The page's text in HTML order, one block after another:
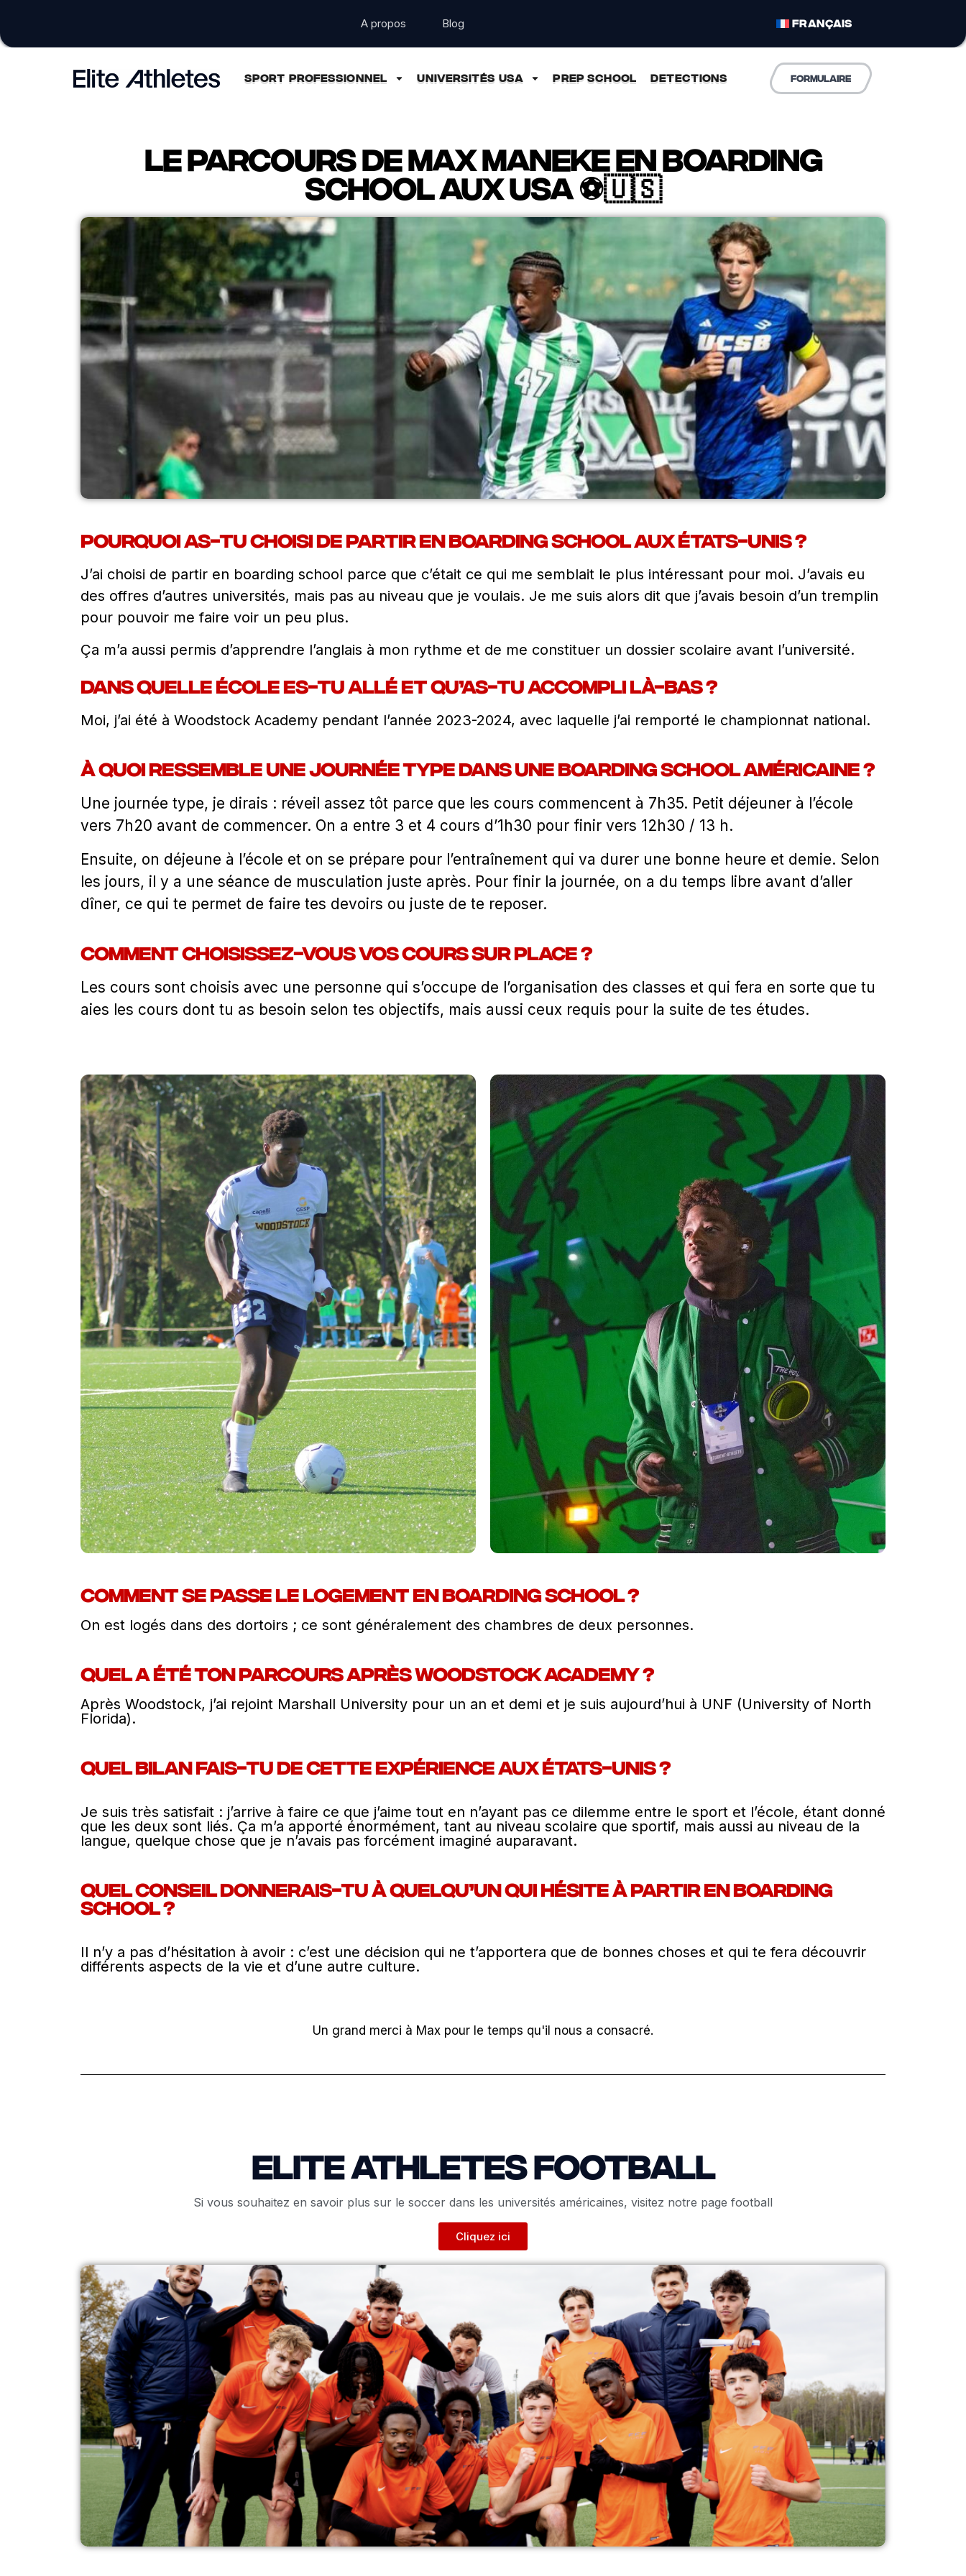
A propos Blog FRANÇAIS
SPORT PROFESSIONNEL UNIVERSITÉS USA PREP SCHOOL DETECTIONS formulaire
Le parcours de Max Maneke en boarding
school aux USA ⚽🇺🇸
Pourquoi as-tu choisi de partir en boarding school aux États-Unis ?
J’ai choisi de partir en boarding school parce que c’était ce qui me semblait le plus intéressant pour moi. J’avais eu
des offres d’autres universités, mais pas au niveau que je voulais. Je me suis alors dit que j’avais besoin d’un tremplin
pour pouvoir me faire voir un peu plus.
Ça m’a aussi permis d’apprendre l’anglais à mon rythme et de me constituer un dossier scolaire avant l’université.
Dans quelle école es-tu allé et qu’as-tu accompli là-bas ?
Moi, j’ai été à Woodstock Academy pendant l’année 2023-2024, avec laquelle j’ai remporté le championnat national.
À quoi ressemble une journée type dans une boarding school américaine ?
Une journée type, je dirais : réveil assez tôt parce que les cours commencent à 7h35. Petit déjeuner à l’école
vers 7h20 avant de commencer. On a entre 3 et 4 cours d’1h30 pour finir vers 12h30 / 13 h.
Ensuite, on déjeune à l’école et on se prépare pour l’entraînement qui va durer une bonne heure et demie. Selon
les jours, il y a une séance de musculation juste après. Pour finir la journée, on a du temps libre avant d’aller
dîner, ce qui te permet de faire tes devoirs ou juste de te reposer.
Comment choisissez-vous vos cours sur place ?
Les cours sont choisis avec une personne qui s’occupe de l’organisation des classes et qui fera en sorte que tu
aies les cours dont tu as besoin selon tes objectifs, mais aussi ceux requis pour la suite de tes études.
Comment se passe le logement en boarding school ?
On est logés dans des dortoirs ; ce sont généralement des chambres de deux personnes.
Quel a été ton parcours après Woodstock Academy ?
Après Woodstock, j’ai rejoint Marshall University pour un an et demi et je suis aujourd’hui à UNF (University of North
Florida).
Quel bilan fais-tu de cette expérience aux États-Unis ?
Je suis très satisfait : j’arrive à faire ce que j’aime tout en n’ayant pas ce dilemme entre le sport et l’école, étant donné
que les deux sont liés. Ça m’a apporté énormément, tant au niveau scolaire que sportif, mais aussi au niveau de la
langue, quelque chose que je n’avais pas forcément imaginé auparavant.
Quel conseil donnerais-tu à quelqu’un qui hésite à partir en boarding
school ?
Il n’y a pas d’hésitation à avoir : c’est une décision qui ne t’apportera que de bonnes choses et qui te fera découvrir
différents aspects de la vie et d’une autre culture.
Un grand merci à Max pour le temps qu'il nous a consacré.
ELITE ATHLETES Football
Si vous souhaitez en savoir plus sur le soccer dans les universités américaines, visitez notre page football
Cliquez ici